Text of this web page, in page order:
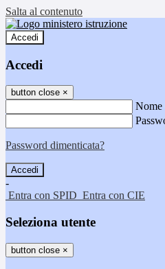
Salta al contenuto
Accedi
Accedi
button close ×
Nome
Password dimenticata?
-
Entra con SPID Entra con CIE
Seleziona utente
button close ×